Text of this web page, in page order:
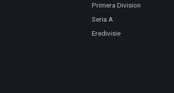
Primera Division
Seria A
Eredivisie